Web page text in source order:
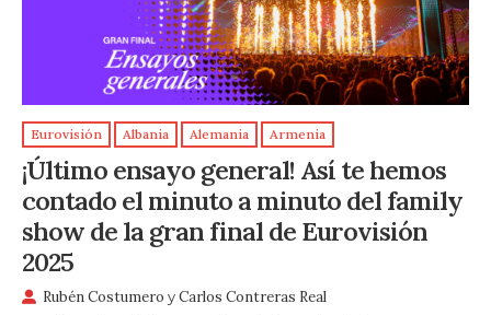
Eurovisión Albania Alemania Armenia
¡Último ensayo general! Así te hemos
contado el minuto a minuto del family
show de la gran final de Eurovisión
2025
Rubén Costumero yCarlos Contreras Real